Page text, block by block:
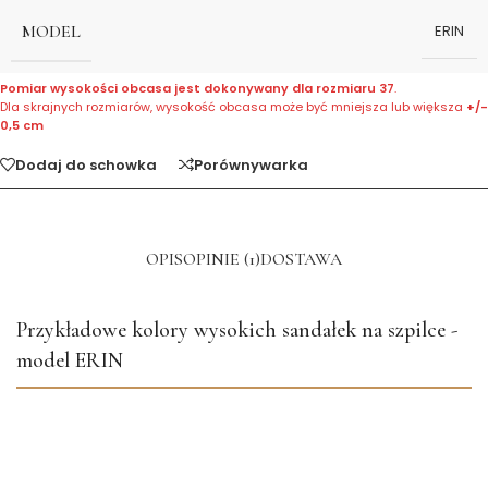
MODEL ERIN
Pomiar wysokości obcasa jest dokonywany dla rozmiaru 37.
Dla skrajnych rozmiarów, wysokość obcasa może być mniejsza lub większa +/-
0,5 cm
Dodaj do schowka Porównywarka
OPISOPINIE (1)DOSTAWA
Przykładowe kolory wysokich sandałek na szpilce -
model ERIN